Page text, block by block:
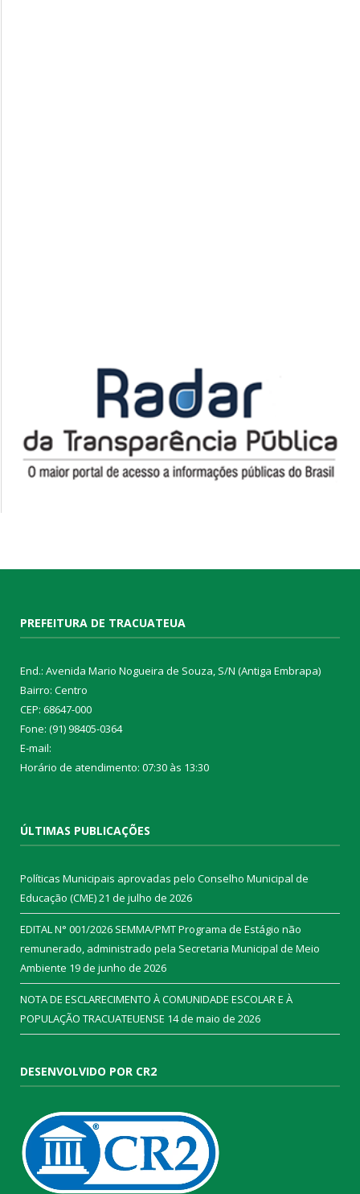
PREFEITURA DE TRACUATEUA
End.: Avenida Mario Nogueira de Souza, S/N (Antiga Embrapa)
Bairro: Centro
CEP: 68647-000
Fone: (91) 98405-0364
E-mail:
Horário de atendimento: 07:30 às 13:30
ÚLTIMAS PUBLICAÇÕES
Políticas Municipais aprovadas pelo Conselho Municipal de
Educação (CME)21 de julho de 2026
EDITAL N° 001/2026 SEMMA/PMT Programa de Estágio não
remunerado, administrado pela Secretaria Municipal de Meio
Ambiente 19 de junho de 2026
NOTA DE ESCLARECIMENTO À COMUNIDADE ESCOLAR E À
POPULAÇÃO TRACUATEUENSE 14 de maio de 2026
DESENVOLVIDO POR CR2